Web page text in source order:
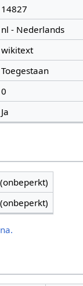
14827
nl - Nederlands
wikitext
Toegestaan
0
Ja